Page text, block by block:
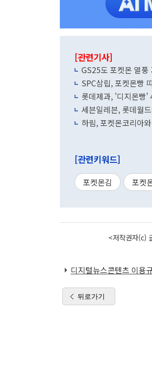
[관련기사]
GS25도 포켓몬 열풍
SPC삼립, 포켓몬빵
롯데제과, '디지몬빵'
세븐일레븐, 롯데월
하림, 포켓몬코리아
[관련키워드]
포켓몬김 포켓
<저작권자(c)
디지털뉴스콘텐츠 이용
뒤로가기